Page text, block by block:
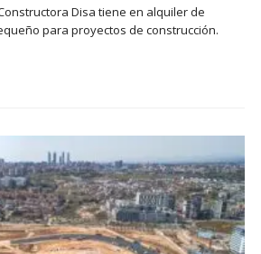
Disa tiene en alquiler de
para proyectos de construcción.